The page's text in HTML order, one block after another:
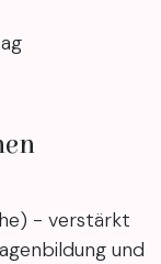
- verstärkt
und